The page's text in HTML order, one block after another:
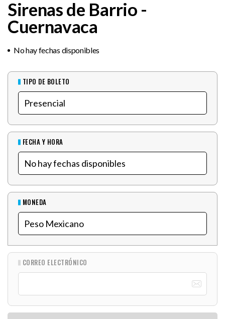
Sirenas de Barrio -
Cuernavaca
No hay fechas disponibles
TIPO DE BOLETO
FECHA Y HORA
MONEDA
CORREO ELECTRÓNICO